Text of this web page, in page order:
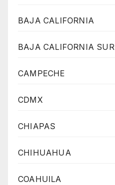
BAJA CALIFORNIA
BAJA CALIFORNIA SUR
CAMPECHE
CDMX
CHIAPAS
CHIHUAHUA
COAHUILA